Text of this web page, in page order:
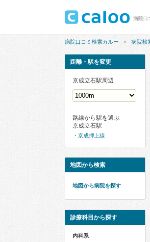
病院口
病院口コミ検索カルー 病院検
距離・駅を変更
京成立石駅周辺
路線から駅を選ぶ
京成立石駅
京成押上線
地図から検索
地図から病院を探す
診療科目から探す
内科系